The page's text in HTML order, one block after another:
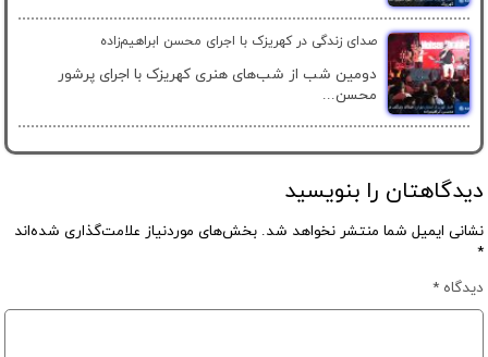
صدای زندگی در کهریزک با اجرای محسن ابراهیم‌زاده
دومین شب از شب‌های هنری کهریزک با اجرای پرشور
محسن...
دیدگاهتان را بنویسید
نشانی ایمیل شما منتشر نخواهد شد. بخش‌های موردنیاز علامت‌گذاری شده‌اند
*
دیدگاه*